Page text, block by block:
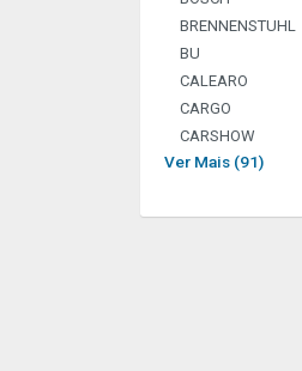
BRENNENSTUHL
BU
CALEARO
CARGO
CARSHOW
Ver Mais (91)